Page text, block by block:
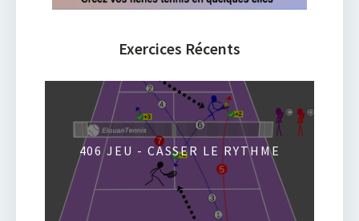
Exercices Récents
406 JEU - CASSER LE RYTHME